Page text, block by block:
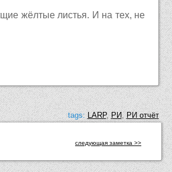
жёлтые листья. И на тех, не
tags: LARP,РИ,РИ отчёт
следующая заметка >>